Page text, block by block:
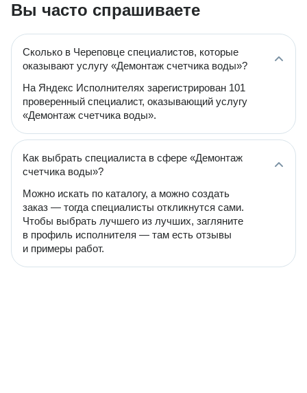
Вы часто спрашиваете
Сколько в Череповце специалистов, которые
оказывают услугу «Демонтаж счетчика воды»?
На Яндекс Исполнителях зарегистрирован 101
проверенный специалист, оказывающий услугу
«Демонтаж счетчика воды».
Как выбрать специалиста в сфере «Демонтаж
счетчика воды»?
Можно искать по каталогу, а можно создать
заказ — тогда специалисты откликнутся сами.
Чтобы выбрать лучшего из лучших, загляните
в профиль исполнителя — там есть отзывы
и примеры работ.